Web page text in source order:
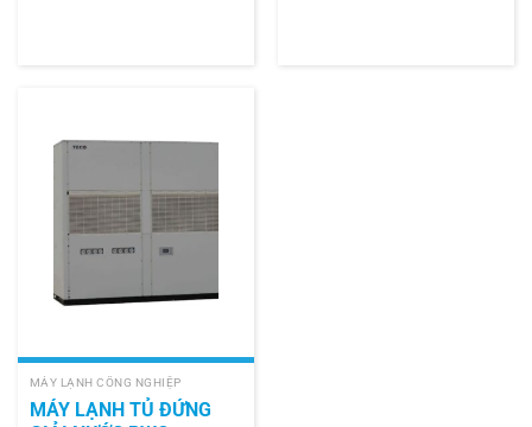
MÁY LẠNH CÔNG NGHIỆP
MÁY LẠNH TỦ ĐỨNG